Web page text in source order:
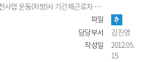
업 운동(처방)사 기간제근로자 채용
파일
담당부서
김진영
작성일
2012.05.
15